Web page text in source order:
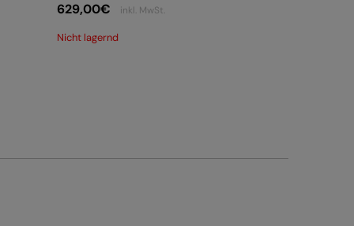
629,00€ inkl. MwSt.
Nicht lagernd